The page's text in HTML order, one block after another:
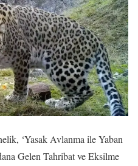
‘Yasak Avlanma ile Yaban
Gelen Tahribat ve Eksilme